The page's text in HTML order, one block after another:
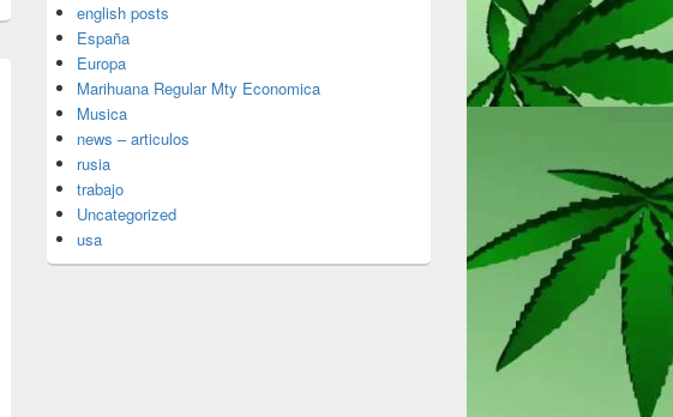
english posts
España
Europa
Marihuana Regular Mty Economica
Musica
news – articulos
rusia
trabajo
Uncategorized
usa